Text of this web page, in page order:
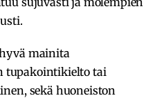
mainita
tupakointikielto tai
sekä huoneiston